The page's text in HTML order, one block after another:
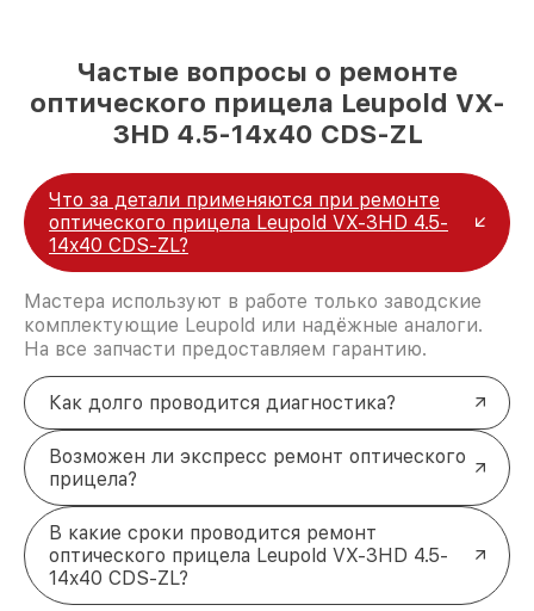
Частые вопросы о ремонте
оптического прицела Leupold VX-
3HD 4.5-14x40 CDS-ZL
Что за детали применяются при ремонте
оптического прицела Leupold VX-3HD 4.5-
14x40 CDS-ZL?
Мастера используют в работе только заводские
комплектующие Leupold или надёжные аналоги.
На все запчасти предоставляем гарантию.
Как долго проводится диагностика?
Возможен ли экспресс ремонт оптического
прицела?
В какие сроки проводится ремонт
оптического прицела Leupold VX-3HD 4.5-
14x40 CDS-ZL?